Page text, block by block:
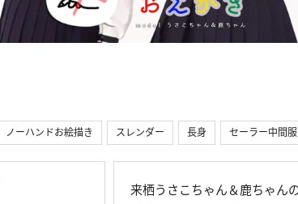
ノーハンドお絵描き スレンダー 長身 セーラー中間服
来栖うさこちゃん＆鹿ちゃん